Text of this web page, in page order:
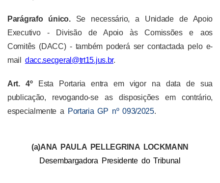
Parágrafo único. Se necessário, a Unidade de Apoio
Executivo - Divisão de Apoio às Comissões e aos
Comitês (DACC) - também poderá ser contactada pelo e-
mail dacc.secgeral@trt15.jus.br.
Art.4º
Esta Portaria entra em vigor na data de sua
publicação, revogando-se as disposições em contrário,
especialmente a Portaria GP nº 093/2025.
(a)ANA PAULA PELLEGRINA LOCKMANN
Desembargadora Presidente do Tribunal